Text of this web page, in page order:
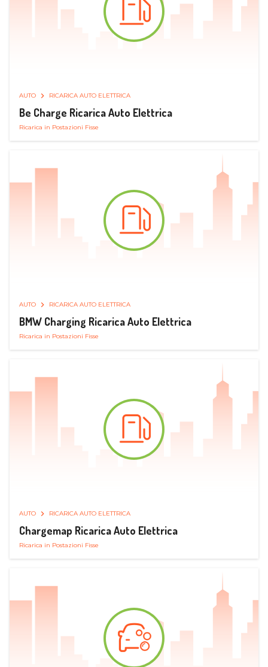
AUTO RICARICA AUTO ELETTRICA
Be Charge Ricarica Auto Elettrica
Ricarica in Postazioni Fisse
AUTO RICARICA AUTO ELETTRICA
BMW Charging Ricarica Auto Elettrica
Ricarica in Postazioni Fisse
AUTO RICARICA AUTO ELETTRICA
Chargemap Ricarica Auto Elettrica
Ricarica in Postazioni Fisse